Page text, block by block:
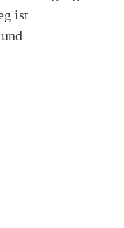
ist